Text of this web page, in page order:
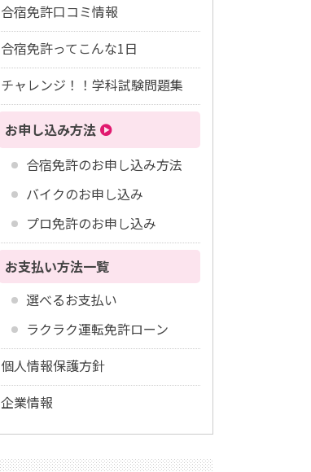
合宿免許口コミ情報
合宿免許ってこんな1日
チャレンジ！！学科試験問題集
お申し込み方法
合宿免許のお申し込み方法
バイクのお申し込み
プロ免許のお申し込み
お支払い方法一覧
選べるお支払い
ラクラク運転免許ローン
個人情報保護方針
企業情報